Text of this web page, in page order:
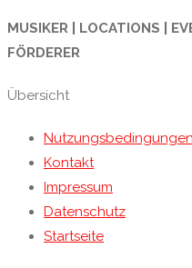
MUSIKER | LOCATIONS |
FÖRDERER
Übersicht
Nutzungsbedingungen
Kontakt
Impressum
Datenschutz
Startseite